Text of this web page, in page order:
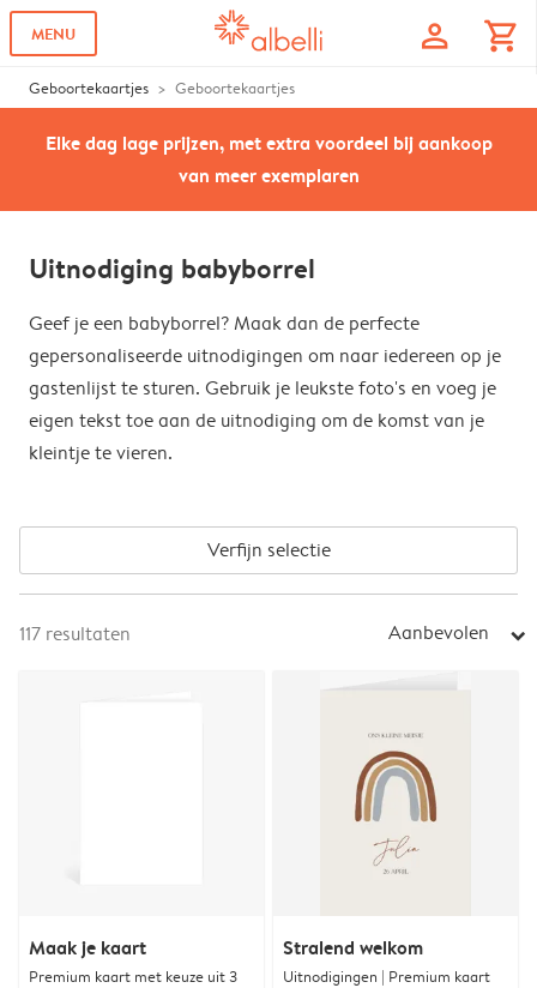
MENU profile shopping_cart
Geboortekaartjes Geboortekaartjes
Elke dag lage prijzen, met extra voordeel bij aankoop
van meer exemplaren
Uitnodiging babyborrel
Geef je een babyborrel? Maak dan de perfecte
gepersonaliseerde uitnodigingen om naar iedereen op je
gastenlijst te sturen. Gebruik je leukste foto's en voeg je
eigen tekst toe aan de uitnodiging om de komst van je
kleintje te vieren.
Verfijn selectie
117 resultaten Aanbevolen arrow_right
Maak je kaart
Premium kaart met keuze uit 3
Stralend welkom
Uitnodigingen | Premium kaart